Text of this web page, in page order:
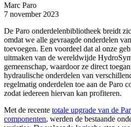
Marc Paro
7 november 2023
De Paro onderdelenbibliotheek breidt
omdat we alle gevraagde onderdelen
toevoegen. Een voordeel dat al onze
uitmaken van de wereldwijde
gemeenschap, waardoor ze direct
hydraulische onderdelen van
regelmatig onderdelen toe aan de Paro
zodat iedereen hiervan kan profiteren.
Met de recente totale upgrade van de
componenten, werden de bestaande